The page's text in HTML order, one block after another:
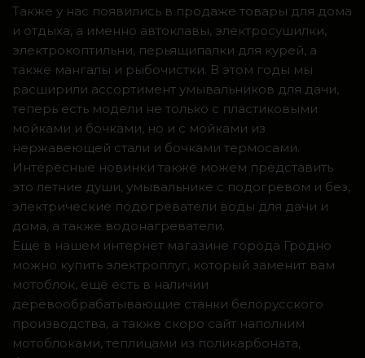
Также у нас появились в продаже товары для дома
и отдыха, а именно автоклавы, электросушилки,
электрокоптильни, перьящипалки для курей, а
также мангалы и рыбочистки. В этом годы мы
расширили ассортимент умывальников для дачи,
теперь есть модели не только с пластиковыми
мойками и бочками, но и с мойками из
нержавеющей стали и бочками термосами.
Интересные новинки также можем представить
это летние души, умывальнике с подогревом и без,
электрические подогреватели воды для дачи и
дома, а также водонагреватели.
Ещё в нашем интернет магазине города Гродно
можно купить электроплуг, который заменит вам
мотоблок, ещё есть в наличии
деревообрабатывающие станки белорусского
производства, а также скоро сайт наполним
мотоблоками, теплицами из поликарбоната,